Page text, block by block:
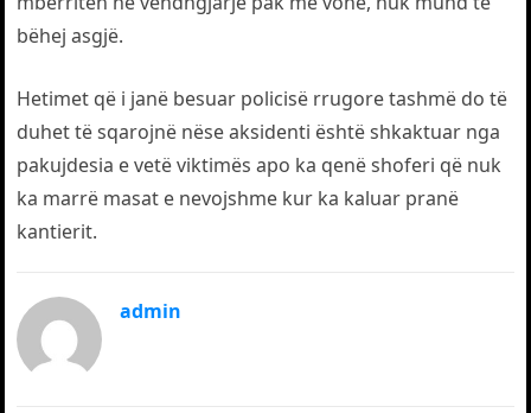
bëhej asgjë.
Hetimet që i janë besuar policisë rrugore tashmë do të
duhet të sqarojnë nëse aksidenti është shkaktuar nga
pakujdesia e vetë viktimës apo ka qenë shoferi që nuk
ka marrë masat e nevojshme kur ka kaluar pranë
kantierit.
admin